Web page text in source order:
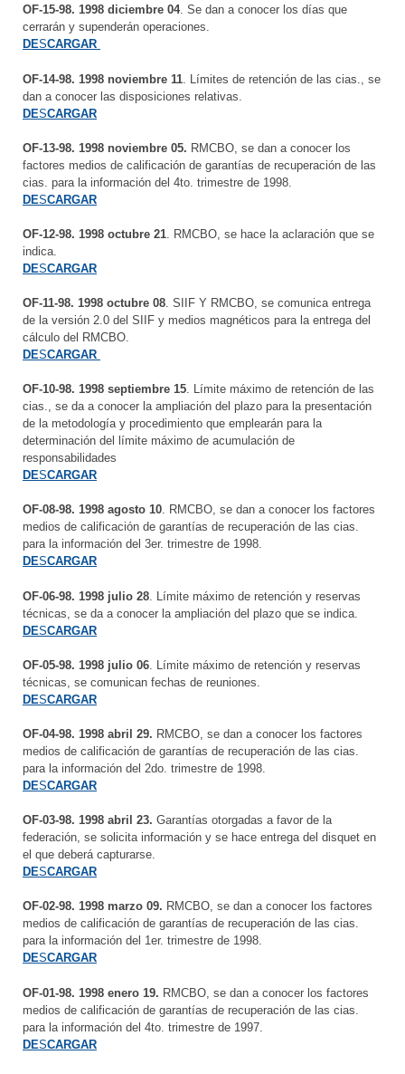
OF-15-98. 1998 diciembre 04. Se dan a conocer los días que
cerrarán y supenderán operaciones.
DESCARGAR
OF-14-98. 1998 noviembre 11 . Límites de retención de las cias., se
dan a conocer las disposiciones relativas.
DESCARGAR
OF-13-98. 1998 noviembre 05. RMCBO, se dan a conocer los
factores medios de calificación de garantías de recuperación de las
cias. para la información del 4to. trimestre de 1998.
DESCARGAR
OF-12-98. 1998 octubre 21 . RMCBO, se hace la aclaración que se
indica.
DESCARGAR
OF-11-98. 1998 octubre 08. SIIF Y RMCBO, se comunica entrega
de la versión 2.0 del SIIF y medios magnéticos para la entrega del
cálculo del RMCBO.
DESCARGAR
OF-10-98. 1998 septiembre 15. Límite máximo de retención de las
cias., se da a conocer la ampliación del plazo para la presentación
de la metodología y procedimiento que emplearán para la
determinación del límite máximo de acumulación de
responsabilidades
DESCARGAR
OF-08-98. 1998 agosto 10. RMCBO, se dan a conocer los factores
medios de calificación de garantías de recuperación de las cias.
para la información del 3er. trimestre de 1998.
DESCARGAR
OF-06-98. 1998 julio 28 . Límite máximo de retención y reservas
técnicas, se da a conocer la ampliación del plazo que se indica.
DESCARGAR
OF-05-98. 1998 julio 06 . Límite máximo de retención y reservas
técnicas, se comunican fechas de reuniones.
DESCARGAR
OF-04-98. 1998 abril 29. RMCBO, se dan a conocer los factores
medios de calificación de garantías de recuperación de las cias.
para la información del 2do. trimestre de 1998.
DESCARGAR
OF-03-98. 1998 abril 23. Garantías otorgadas a favor de la
federación, se solicita información y se hace entrega del disquet en
el que deberá capturarse.
DESCARGAR
OF-02-98. 1998 marzo 09. RMCBO, se dan a conocer los factores
medios de calificación de garantías de recuperación de las cias.
para la información del 1er. trimestre de 1998.
DESCARGAR
OF-01-98. 1998 enero 19. RMCBO, se dan a conocer los factores
medios de calificación de garantías de recuperación de las cias.
para la información del 4to. trimestre de 1997.
DESCARGAR